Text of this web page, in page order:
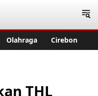
Olahraga Cirebon
THL